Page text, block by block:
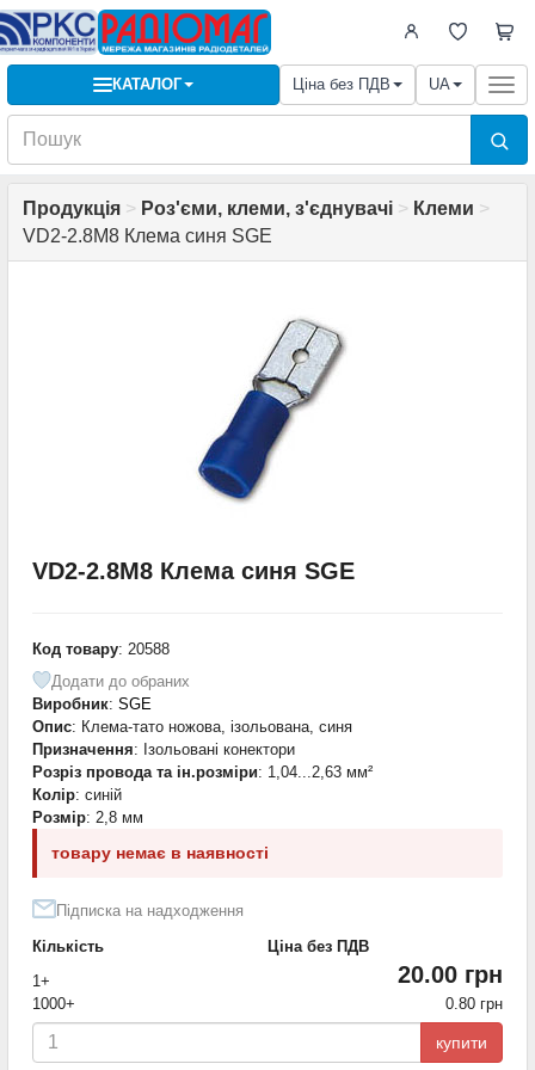
КАТАЛОГ Ціна без ПДВ UA
Продукція > Роз'єми, клеми, з'єднувачі > Клеми >
VD2-2.8M8 Клема синя SGE
VD2-2.8M8 Клема синя SGE
Код товару: 20588
Додати до обраних
Виробник: SGE
Опис: Клема-тато ножова, ізольована, синя
Призначення: Ізольовані конектори
Розріз провода та ін.розміри: 1,04...2,63 мм²
Колір: синій
Розмір: 2,8 мм
товару немає в наявності
Підписка на надходження
Кількість
Ціна без ПДВ
1+
20.00 грн
1000+ 0.80 грн
купити